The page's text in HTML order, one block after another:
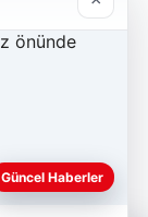
Güncel Haberler